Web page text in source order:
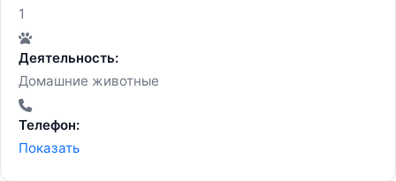
1
Деятельность:
Домашние животные
Телефон:
Показать